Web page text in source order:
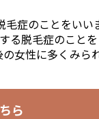
症のことをいい
る脱毛症のこと
女性に多くみら
ら